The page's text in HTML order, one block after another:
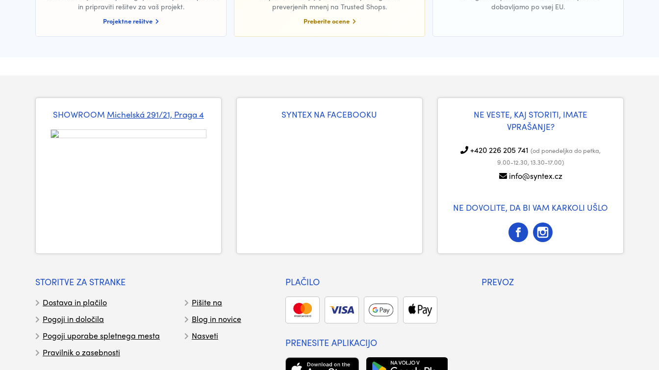
in pripraviti rešitev za vaš projekt.
Projektne rešitve
preverjenih mnenj na Trusted Shops.
Preberite ocene
dobavljamo po vsej EU.
SHOWROOM Michelská 291/21, Praga 4 SYNTEX NA FACEBOOKU
NE VESTE, KAJ STORITI, IMATE
VPRAŠANJE?
+420 226 205 741 (od ponedeljka do petka,
9.00-12.30, 13.30-17.00)
info@syntex.cz
NE DOVOLITE, DA BI VAM KARKOLI UŠLO
STORITVE ZA STRANKE
Dostava in plačilo
Pogoji in določila
Pogoji uporabe spletnega mesta
Pravilnik o zasebnosti
Pišite na
Blog in novice
Nasveti
PLAČILO PREVOZ
PRENESITE APLIKACIJO